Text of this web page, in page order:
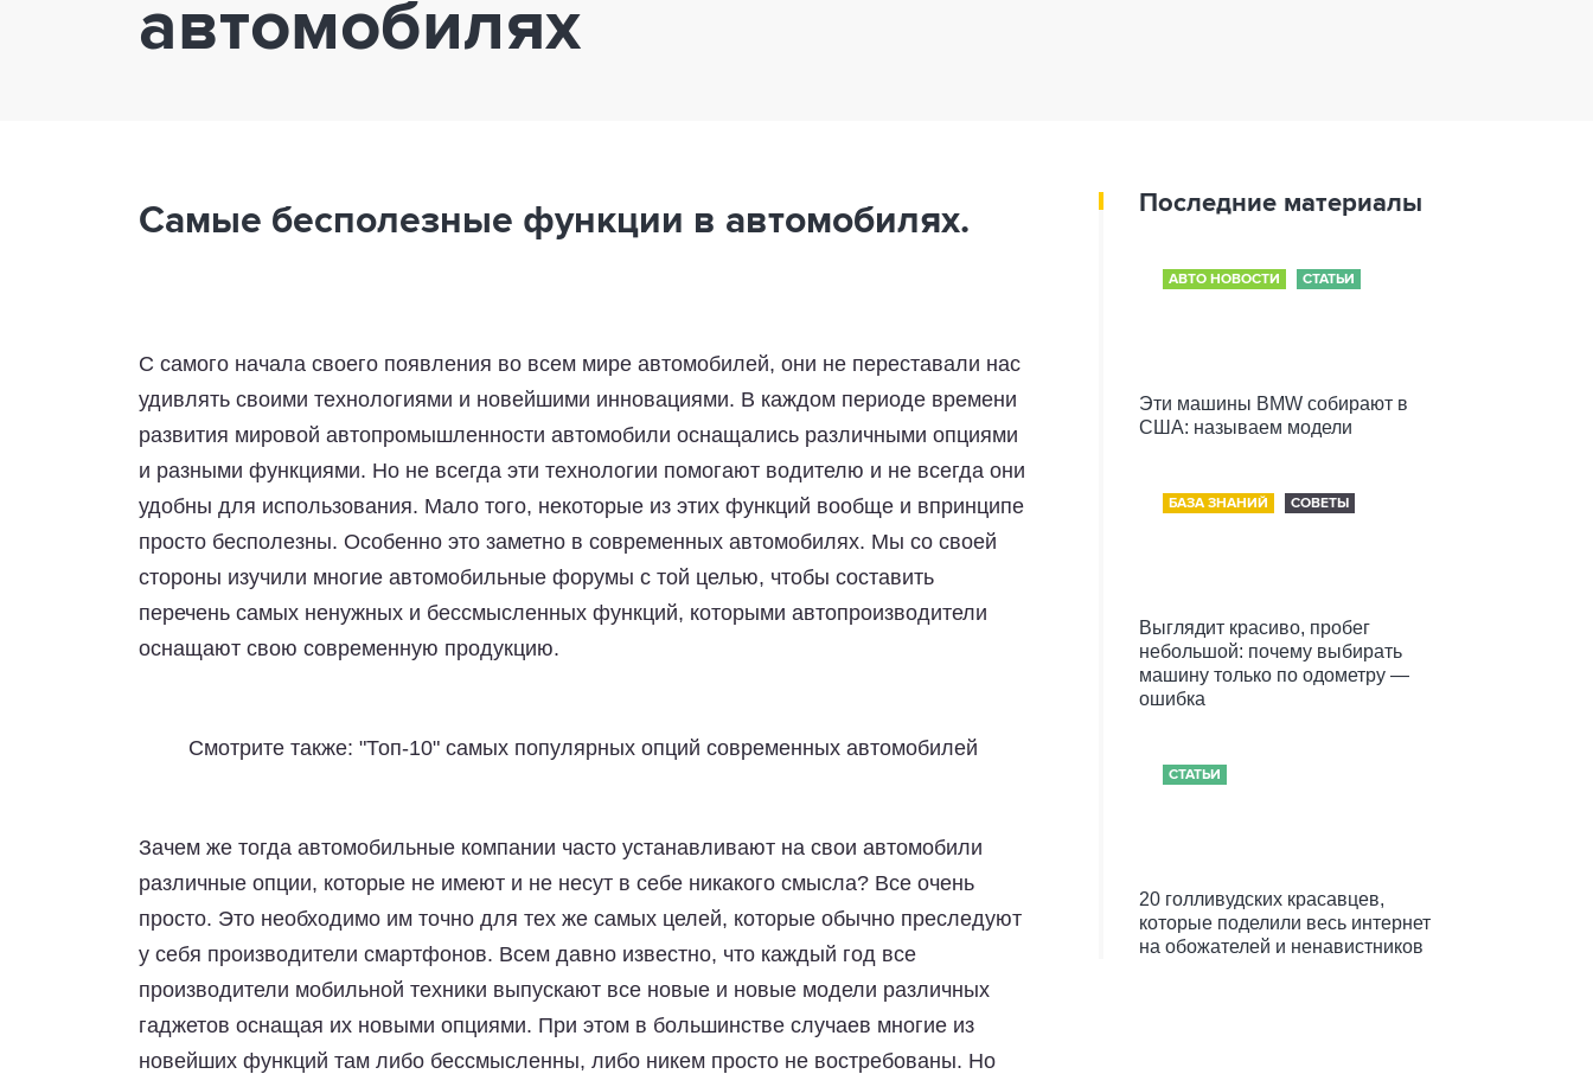
автомобилях
Самые бесполезные функции в автомобилях.
С самого начала своего появления во всем мире автомобилей, они не переставали нас
удивлять своими технологиями и новейшими инновациями. В каждом периоде времени
развития мировой автопромышленности автомобили оснащались различными опциями
и разными функциями. Но не всегда эти технологии помогают водителю и не всегда они
удобны для использования. Мало того, некоторые из этих функций вообще и впринципе
просто бесполезны. Особенно это заметно в современных автомобилях. Мы со своей
стороны изучили многие автомобильные форумы с той целью, чтобы составить
перечень самых ненужных и бессмысленных функций, которыми автопроизводители
оснащают свою современную продукцию.
Смотрите также: "Топ-10" самых популярных опций современных автомобилей
Зачем же тогда автомобильные компании часто устанавливают на свои автомобили
различные опции, которые не имеют и не несут в себе никакого смысла? Все очень
просто. Это необходимо им точно для тех же самых целей, которые обычно преследуют
у себя производители смартфонов. Всем давно известно, что каждый год все
производители мобильной техники выпускают все новые и новые модели различных
гаджетов оснащая их новыми опциями. При этом в большинстве случаев многие из
новейших функций там либо бессмысленны, либо никем просто не востребованы. Но
Последние материалы
АВТО НОВОСТИ СТАТЬИ
Эти машины BMW собирают в
США: называем модели
БАЗА ЗНАНИЙ СОВЕТЫ
Выглядит красиво, пробег
небольшой: почему выбирать
машину только по одометру —
ошибка
СТАТЬИ
20 голливудских красавцев,
которые поделили весь интернет
на обожателей и ненавистников